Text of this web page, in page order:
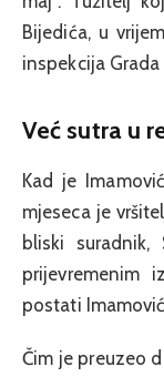
Bijedića, u
inspekcija Grada
Već sutra u
Kad je
mjeseca je
bliski
prijevremenim
postati
Čim je preuzeo